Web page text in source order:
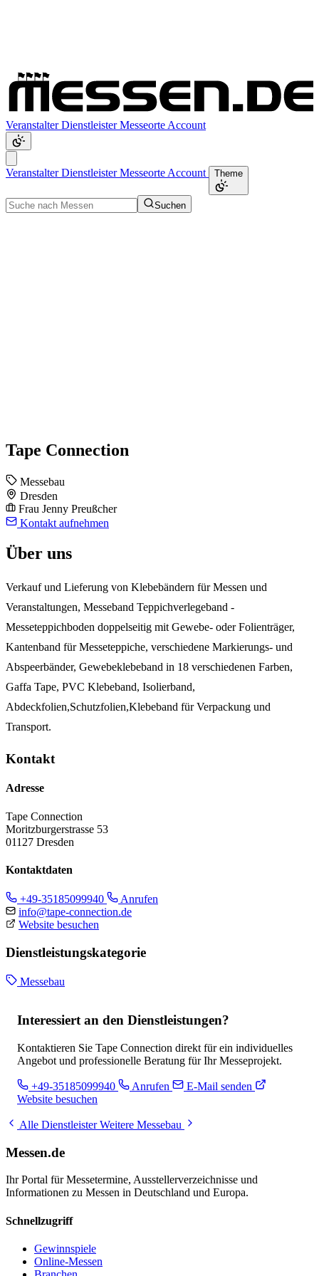
VeranstalterDienstleisterMesseorte Account
VeranstalterDienstleisterMesseorte Account Theme
Suchen
Tape Connection
Messebau
Dresden
Frau Jenny Preußcher
Kontakt aufnehmen
Über uns
Verkauf und Lieferung von Klebebändern für Messen und
Veranstaltungen, Messeband Teppichverlegeband -
Messeteppichboden doppelseitig mit Gewebe- oder Folienträger,
Kantenband für Messeteppiche, verschiedene Markierungs- und
Abspeerbänder, Gewebeklebeband in 18 verschiedenen Farben,
Gaffa Tape, PVC Klebeband, Isolierband,
Abdeckfolien,Schutzfolien,Klebeband für Verpackung und
Transport.
Kontakt
Adresse
Tape Connection
Moritzburgerstrasse 53
01127 Dresden
Kontaktdaten
+49-35185099940
Anrufen
info@tape-connection.de
Website besuchen
Dienstleistungskategorie
Messebau
Interessiert an den Dienstleistungen?
Kontaktieren Sie Tape Connection direkt für ein individuelles
Angebot und professionelle Beratung für Ihr Messeprojekt.
+49-35185099940 Anrufen
E-Mail senden
Website besuchen
Alle DienstleisterWeitere Messebau
Messen.de
Ihr Portal für Messetermine, Ausstellerverzeichnisse und
Informationen zu Messen in Deutschland und Europa.
Schnellzugriff
Gewinnspiele
Online-Messen